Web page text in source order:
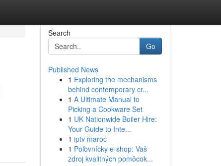
Search
Go
Published News
1 Exploring the mechanisms
behind contemporary cr...
1 A Ultimate Manual to
Picking a Cookware Set
1 UK Nationwide Boiler Hire:
Your Guide to Inte...
1 iptv maroc
1 Poľovnícky e-shop: Vaš
zdroj kvalitných pomôcok...